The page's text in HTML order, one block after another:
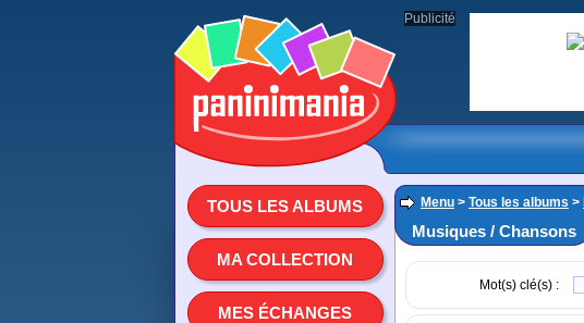
TOUS LES ALBUMS
MA COLLECTION
MES ÉCHANGES
Menu > Tous les albums >
Musiques / Chansons
Mot(s) clé(s) :
Publicité